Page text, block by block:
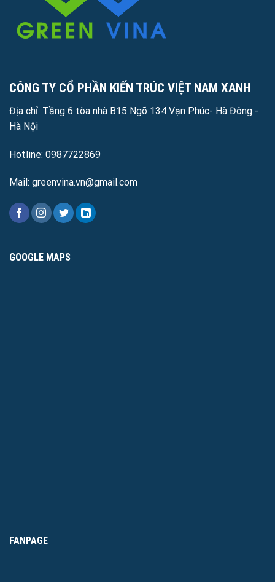
CÔNG TY CỔ PHẦN KIẾN TRÚC VIỆT NAM XANH
Địa chỉ: Tầng 6 tòa nhà B15 Ngõ 134 Vạn Phúc- Hà Đông -
Hà Nội
Hotline: 0987722869
Mail: greenvina.vn@gmail.com
GOOGLE MAPS
FANPAGE